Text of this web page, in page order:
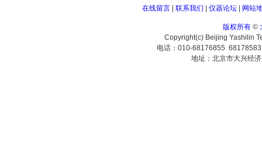
在线留言| 联系我们 仪器论坛| 网站
版权所有©
Copyright(c) Beijing Yashilin
电话：010-68176855
地址：北京市大兴经